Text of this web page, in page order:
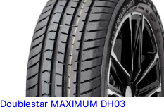
Doublestar MAXIMUM DH03